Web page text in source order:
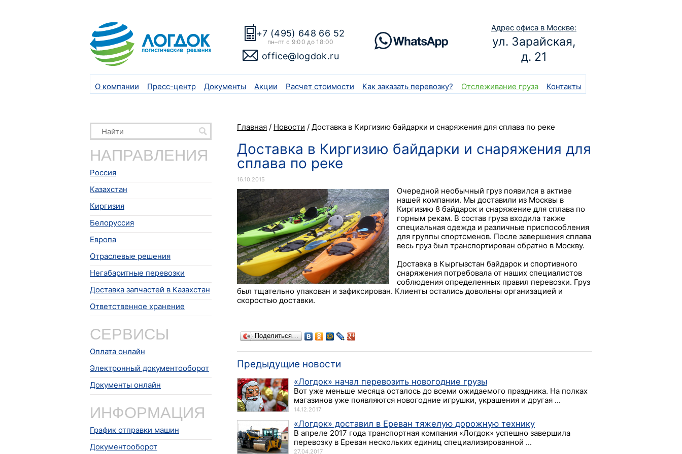
+7 (495) 648 66 52
пн–пт с 9:00 до 18:00
office@logdok.ru
Адрес офиса в Москве:
ул. Зарайская,
д. 21
О компании Пресс-центр Документы Акции Расчет стоимости Как заказать перевозку? Отслеживание груза Контакты
НАПРАВЛЕНИЯ
Россия
Казахстан
Киргизия
Белоруссия
Европа
Отраслевые решения
Негабаритные перевозки
Доставка запчастей в Казахстан
Ответственное хранение
СЕРВИСЫ
Оплата онлайн
Электронный документооборот
Документы онлайн
ИНФОРМАЦИЯ
График отправки машин
Документооборот
Главная / Новости / Доставка в Киргизию байдарки и снаряжения для сплава по реке
Доставка в Киргизию байдарки и снаряжения для
сплава по реке
16.10.2015
Очередной необычный груз появился в активе
нашей компании. Мы доставили из Москвы в
Киргизию 8 байдарок и снаряжение для сплава по
горным рекам. В состав груза входила также
специальная одежда и различные приспособления
для группы спортсменов. После завершения сплава
весь груз был транспортирован обратно в Москву.
Доставка в Кыргызстан байдарок и спортивного
снаряжения потребовала от наших специалистов
соблюдения определенных правил перевозки. Груз
был тщательно упакован и зафиксирован. Клиенты остались довольны организацией и
скоростью доставки.
Поделиться…
Предыдущие новости
«Логдок» начал перевозить новогодние грузы
Вот уже меньше месяца осталось до всеми ожидаемого праздника. На полках
магазинов уже появляются новогодние игрушки, украшения и другая ...
14.12.2017
«Логдок» доставил в Ереван тяжелую дорожную технику
В апреле 2017 года транспортная компания «Логдок» успешно завершила
перевозку в Ереван нескольких единиц специализированной ...
27.04.2017